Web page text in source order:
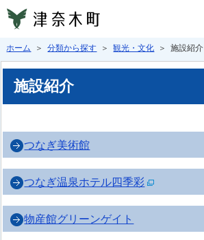
ホーム ＞分類から探す ＞観光・文化 ＞ 施設紹介
施設紹介
つなぎ美術館
つなぎ温泉ホテル四季彩
物産館グリーンゲイト